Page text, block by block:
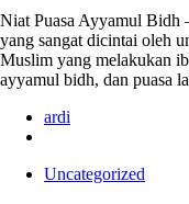
Niat Puasa Ayyamul Bidh
yang sangat dicintai oleh
Muslim yang melakukan
ayyamul bidh, dan puasa
ardi
Uncategorized